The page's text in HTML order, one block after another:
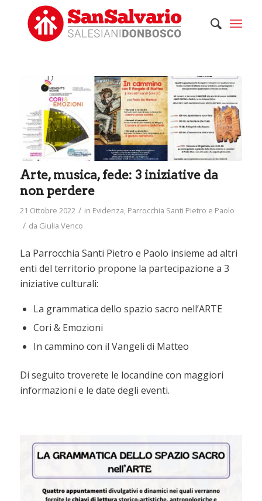
Arte, musica, fede: 3 iniziative da
non perdere
21 Ottobre 2022 / in Evidenza, Parrocchia Santi Pietro e Paolo
/ da Giulia Venco
La Parrocchia Santi Pietro e Paolo insieme ad altri
enti del territorio propone la partecipazione a 3
iniziative culturali:
La grammatica dello spazio sacro nell’ARTE
Cori & Emozioni
In cammino con il Vangeli di Matteo
Di seguito troverete le locandine con maggiori
informazioni e le date degli eventi.